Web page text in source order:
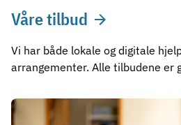
Våre tilbud
Vi har både lokale og digitale
arrangementer. Alle tilbudene er